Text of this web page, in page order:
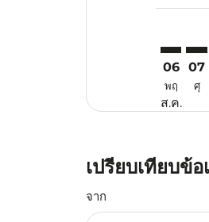
06
พฤ
ส.ค.
07
ศุ
เปรียบเทียบข้
จาก